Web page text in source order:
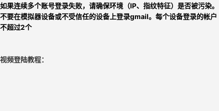
如果连续多个账号登录失败，请确保环境（IP、指纹特征）是否被污染。
不要在模拟器设备或不受信任的设备上登录gmail。每个设备登录的帐户
不超过2个
视频登陆教程：